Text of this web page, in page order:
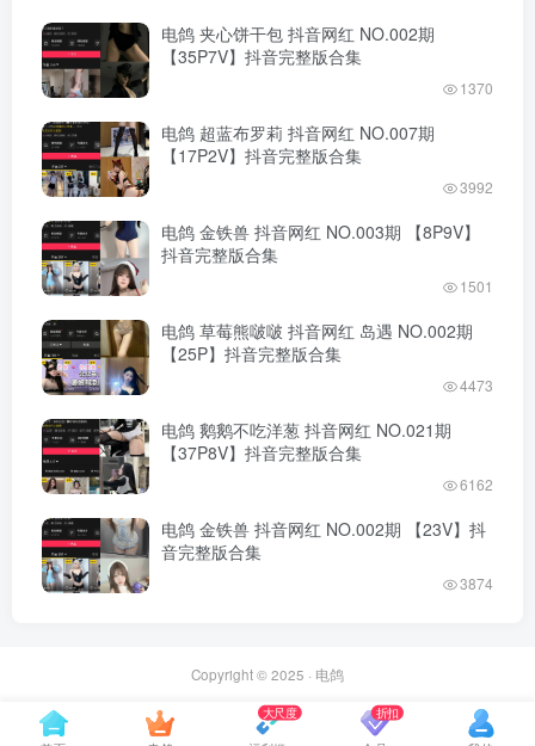
电鸽 夹心饼干包 抖音网红 NO.002期
【35P7V】抖音完整版合集
1370
电鸽 超蓝布罗莉 抖音网红 NO.007期
【17P2V】抖音完整版合集
3992
电鸽 金铁兽 抖音网红 NO.003期 【8P9V】
抖音完整版合集
1501
电鸽 草莓熊啵啵 抖音网红 岛遇 NO.002期
【25P】抖音完整版合集
4473
电鸽 鹅鹅不吃洋葱 抖音网红 NO.021期
【37P8V】抖音完整版合集
6162
电鸽 金铁兽 抖音网红 NO.002期 【23V】抖
音完整版合集
3874
Copyright © 2025 · 电鸽
大尺度 折扣